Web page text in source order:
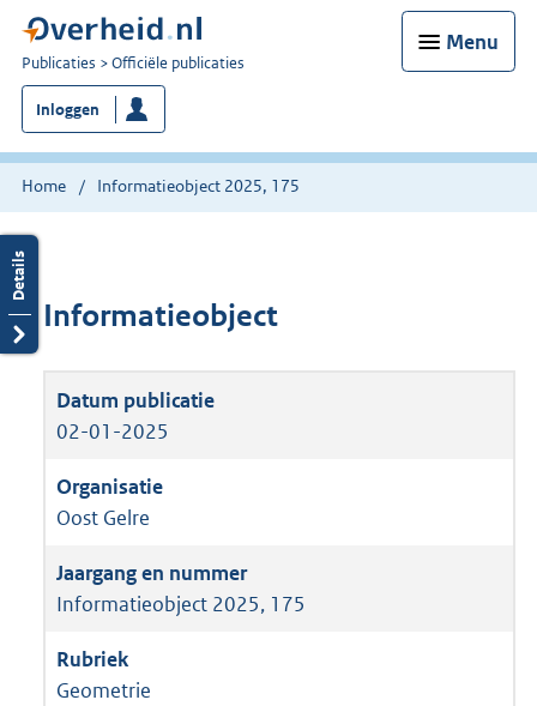
Menu
U
bent
nu
hier:
Publicaties Officiële publicaties
Inloggen
Home Informatieobject 2025, 175
Informatieobject
02-01-2025
Oost Gelre
Informatieobject 2025, 175
Geometrie